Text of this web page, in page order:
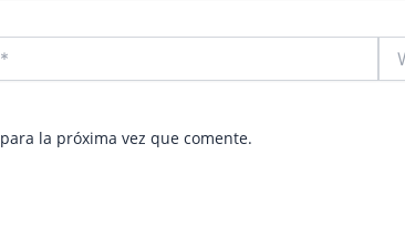
la próxima vez que comente.